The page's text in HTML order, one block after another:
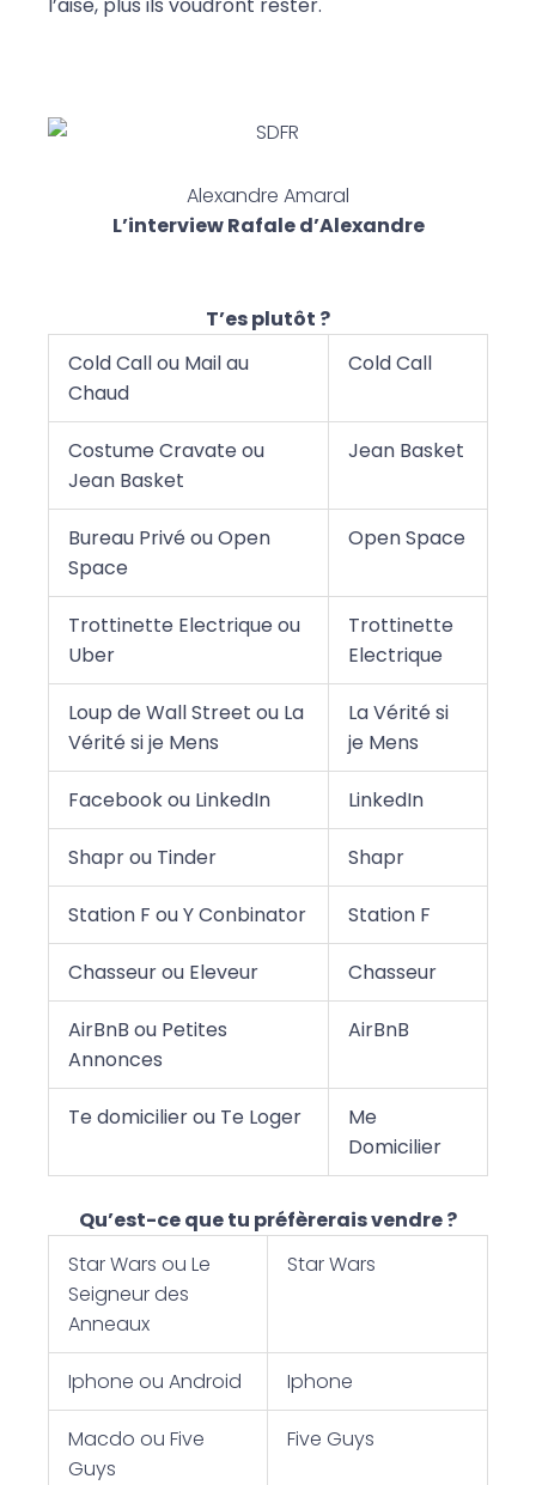
l’aise, plus ils voudront rester.
Alexandre Amaral
L’interview Rafale d’Alexandre
T’es plutôt ?
Cold Call ou Mail au
Chaud
Cold Call
Costume Cravate ou
Jean Basket
Jean Basket
Bureau Privé ou Open
Space
Open Space
Trottinette Electrique ou
Uber
Trottinette
Electrique
Loup de Wall Street ou La
Vérité si je Mens
La Vérité si
je Mens
Facebook ou LinkedIn LinkedIn
Shapr ou Tinder Shapr
Station F ou Y Conbinator Station F
Chasseur ou Eleveur Chasseur
AirBnB ou Petites
Annonces
AirBnB
Te domicilier ou Te Loger
Me
Domicilier
Qu’est-ce que tu préfèrerais vendre ?
Star Wars ou Le
Seigneur des
Anneaux
Star Wars
Iphone ou Android Iphone
Macdo ou Five
Guys
Five Guys